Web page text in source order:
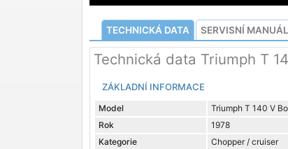
TECHNICKÁ DATA SERVISNÍ
Technická data Triumph T
ZÁKLADNÍ INFORMACE
Model
Triumph T 140 V
Rok
1978
Kategorie
Chopper / cruiser